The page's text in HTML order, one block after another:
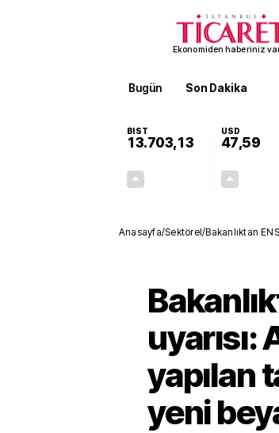
Ekonomiden haberiniz
Bugün Son Dakika
BIST
13.703,13
USD
47,59
Anasayfa/Sektörel/Bakanlıktan
yapılan
yeni